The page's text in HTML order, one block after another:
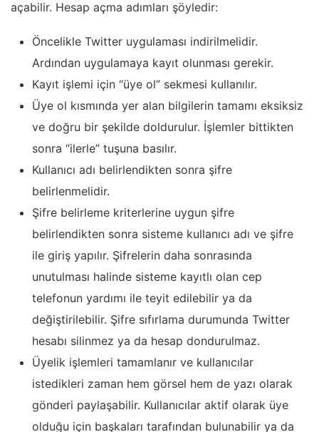
açabilir. Hesap açma adımları şöyledir:
Öncelikle Twitter uygulaması indirilmelidir.
Ardından uygulamaya kayıt olunması gerekir.
Kayıt işlemi için “üye ol” sekmesi kullanılır.
Üye ol kısmında yer alan bilgilerin tamamı eksiksiz
ve doğru bir şekilde doldurulur. İşlemler bittikten
sonra “ilerle” tuşuna basılır.
Kullanıcı adı belirlendikten sonra şifre
belirlenmelidir.
Şifre belirleme kriterlerine uygun şifre
belirlendikten sonra sisteme kullanıcı adı ve şifre
ile giriş yapılır. Şifrelerin daha sonrasında
unutulması halinde sisteme kayıtlı olan cep
telefonun yardımı ile teyit edilebilir ya da
değiştirilebilir. Şifre sıfırlama durumunda Twitter
hesabı silinmez ya da hesap dondurulmaz.
Üyelik işlemleri tamamlanır ve kullanıcılar
istedikleri zaman hem görsel hem de yazı olarak
gönderi paylaşabilir. Kullanıcılar aktif olarak üye
olduğu için başkaları tarafından bulunabilir ya da